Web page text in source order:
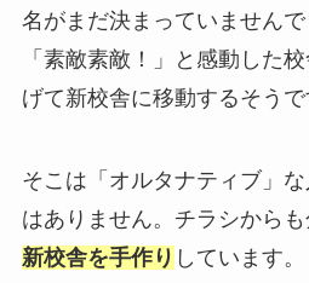
名がまだ決まっていません
「素敵素敵！」と感動した
げて新校舎に移動するそうで
そこは「オルタナティブ」
はありません。チラシからも
新校舎を手作り しています。